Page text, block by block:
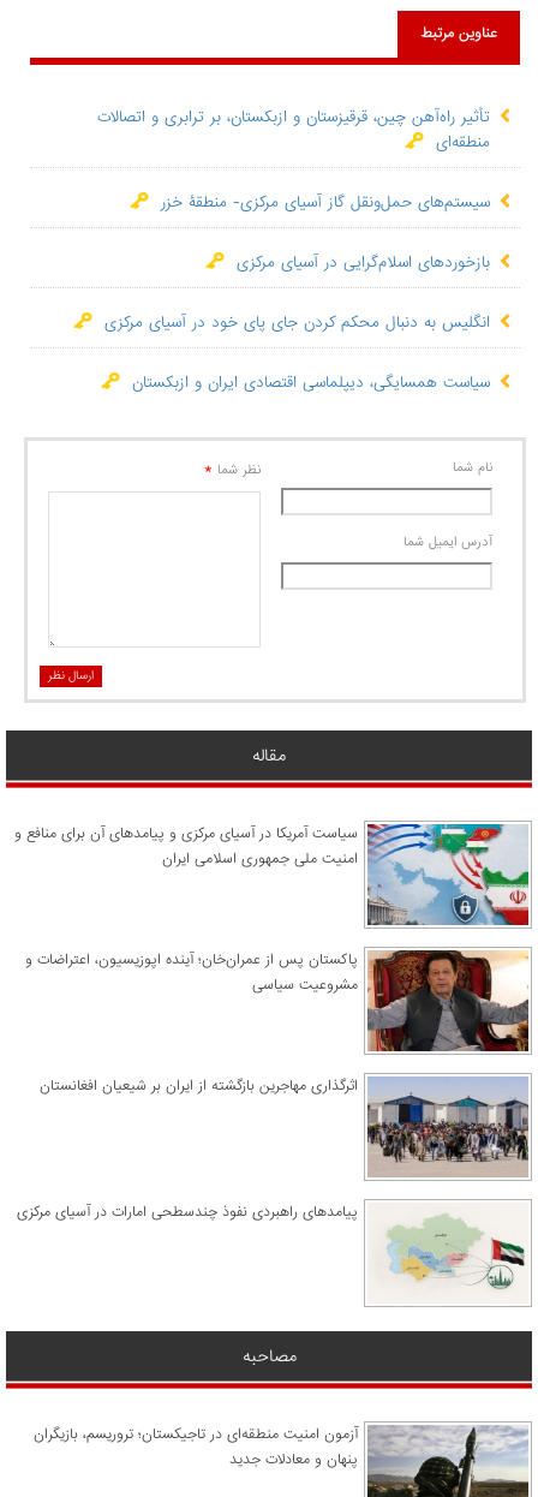
عناوین مرتبط
تأثیر راه‌آهن چین، قرقیزستان و ازبکستان، بر ترابری و اتصالات
منطقه‌ای
سیستم‌های حمل‌ونقل گاز آسیای مرکزی- منطقۀ خزر
بازخوردهای اسلام‌گرایی در آسیای مرکزی
انگلیس به دنبال محکم کردن جای پای خود در آسیای مرکزی
سیاست همسایگی، دیپلماسی اقتصادی ایران و ازبکستان
نام شما
آدرس ايميل شما
نظر شما *
ارسال نظر
مقاله
سیاست آمریکا در آسیای مرکزی و پیامدهای آن برای منافع و
امنیت ملی جمهوری اسلامی ایران
پاکستان پس از عمران‌خان؛ آینده اپوزیسیون، اعتراضات و
مشروعیت سیاسی
اثرگذاری مهاجرین بازگشته از ایران بر شیعیان افغانستان
پیامدهای راهبردی نفوذ چندسطحی امارات در آسیای مرکزی
مصاحبه
آزمون امنیت منطقه‌ای در تاجیکستان؛ تروریسم، بازیگران
پنهان و معادلات جدید